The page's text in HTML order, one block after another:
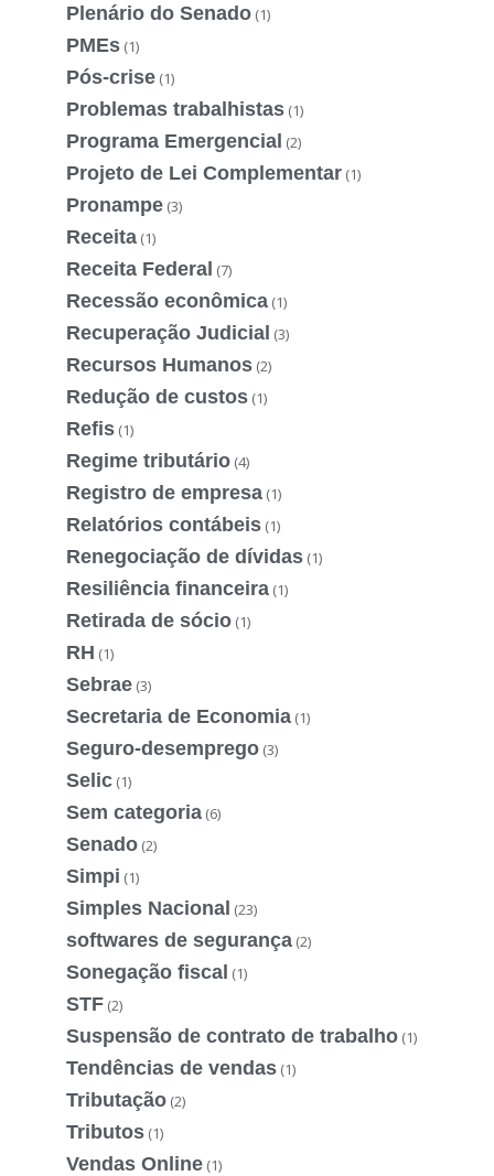
Plenário do Senado (1)
PMEs (1)
Pós-crise (1)
Problemas trabalhistas (1)
Programa Emergencial (2)
Projeto de Lei Complementar (1)
Pronampe (3)
Receita (1)
Receita Federal (7)
Recessão econômica (1)
Recuperação Judicial (3)
Recursos Humanos (2)
Redução de custos (1)
Refis (1)
Regime tributário (4)
Registro de empresa (1)
Relatórios contábeis (1)
Renegociação de dívidas (1)
Resiliência financeira (1)
Retirada de sócio (1)
RH (1)
Sebrae (3)
Secretaria de Economia (1)
Seguro-desemprego (3)
Selic (1)
Sem categoria (6)
Senado (2)
Simpi (1)
Simples Nacional (23)
softwares de segurança (2)
Sonegação fiscal (1)
STF (2)
Suspensão de contrato de trabalho (1)
Tendências de vendas (1)
Tributação (2)
Tributos (1)
Vendas Online (1)